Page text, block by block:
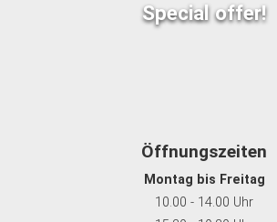
Special offer!
Öffnungszeiten
Montag bis Freitag
10.00 - 14.00 Uhr